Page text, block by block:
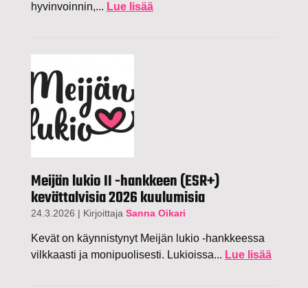
hyvinvoinnin,... Lue lisää
Meijän lukio II -hankkeen (ESR+)
kevättalvisia 2026 kuulumisia
24.3.2026 | Kirjoittaja Sanna Oikari
Kevät on käynnistynyt Meijän lukio -hankkeessa
vilkkaasti ja monipuolisesti. Lukioissa... Lue lisää